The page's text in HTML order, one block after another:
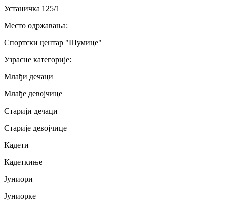
Устаничка 125/1
Место одржавања:
Спортски центар "Шумице"
Узрасне категорије:
Млађи дечаци
Млађе девојчице
Старији дечаци
Старије девојчице
Кадети
Кадеткиње
Јуниори
Јуниорке